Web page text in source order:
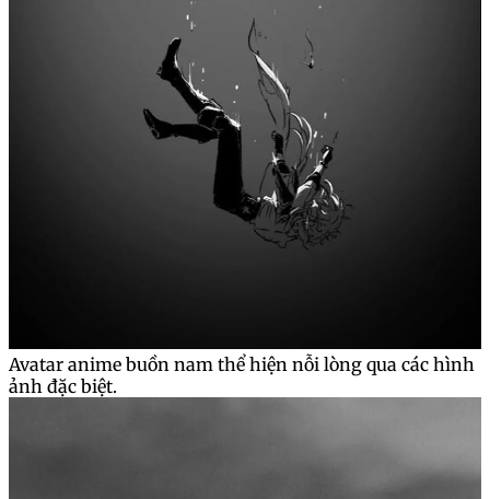
Avatar anime buồn nam thể hiện nỗi lòng qua các hình
ảnh đặc biệt.